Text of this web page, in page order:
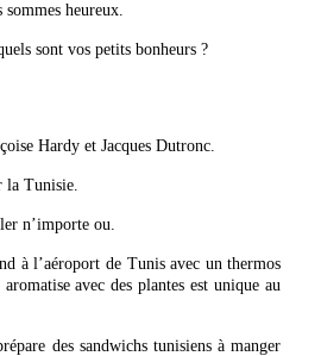
sommes heureux.
sont vos petits bonheurs ?
Hardy et Jacques Dutronc.
la Tunisie.
n’importe ou.
à l’aéroport de Tunis avec un thermos
avec des plantes est unique au
des sandwichs tunisiens à manger